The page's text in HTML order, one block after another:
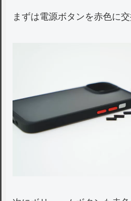
まずは電源ボタンを赤色に交